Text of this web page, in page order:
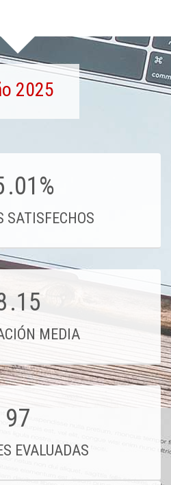
2025
.01%
SATISFECHOS
.15
MEDIA
97
EVALUADAS